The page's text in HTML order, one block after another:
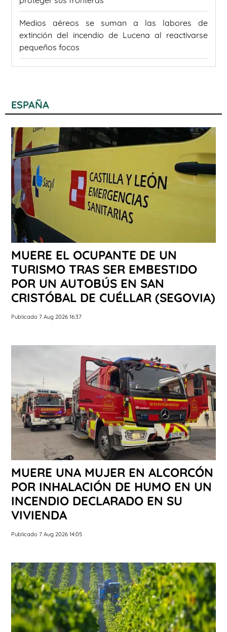
Medios aéreos se suman a las labores de
extinción del incendio de Lucena al reactivarse
pequeños focos
ESPAÑA
MUERE EL OCUPANTE DE UN
TURISMO TRAS SER EMBESTIDO
POR UN AUTOBÚS EN SAN
CRISTÓBAL DE CUÉLLAR (SEGOVIA)
Publicado 7 Aug 2026 16:37
MUERE UNA MUJER EN ALCORCÓN
POR INHALACIÓN DE HUMO EN UN
INCENDIO DECLARADO EN SU
VIVIENDA
Publicado 7 Aug 2026 14:05